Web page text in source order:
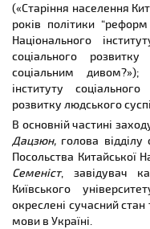
(«Старіння населення
років політики “реформ
Національного
соціального
соціальним дивом?»);
інституту
розвитку людського
В основній частині
Дацзюн, голова
Посольства Китайської
Семеніст, завідувач
Київського
окреслені сучасний стан
мови в Україні.